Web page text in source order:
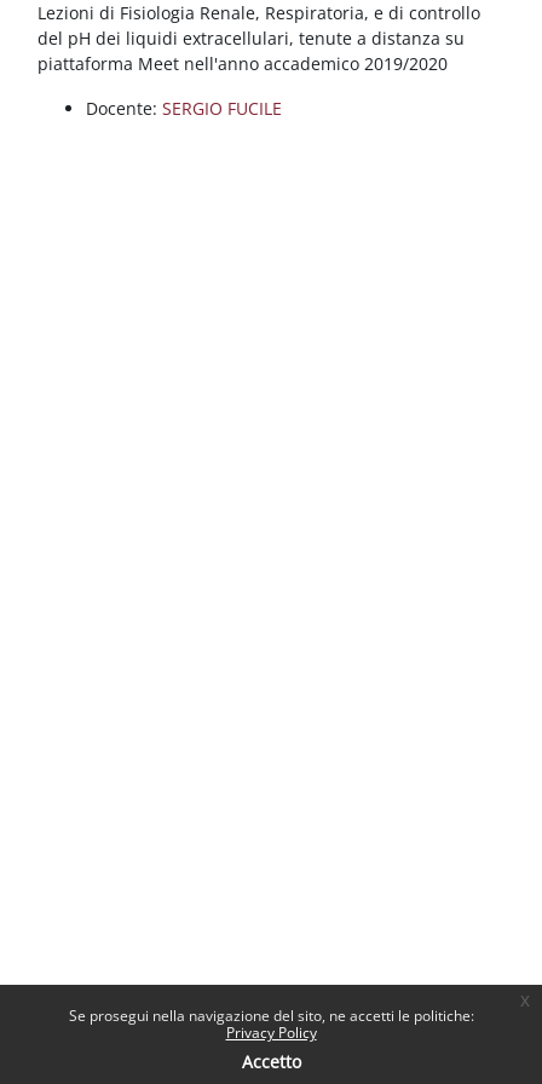
Vai al contenuto principale
Se prosegui nella navigazione del sito, ne accetti le politiche:
Privacy Policy
Accetto
x
Blocchi
Lezioni di Fisiologia Renale, Respiratoria, e di controllo
del pH dei liquidi extracellulari, tenute a distanza su
piattaforma Meet nell'anno accademico 2019/2020
Docente: SERGIO FUCILE